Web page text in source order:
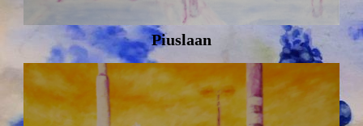
Piuslaan